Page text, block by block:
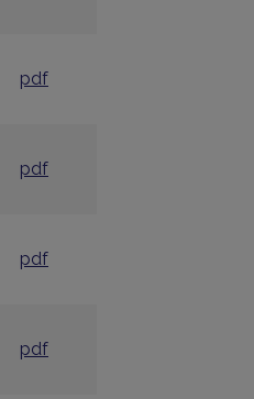
pdf
pdf
pdf
pdf